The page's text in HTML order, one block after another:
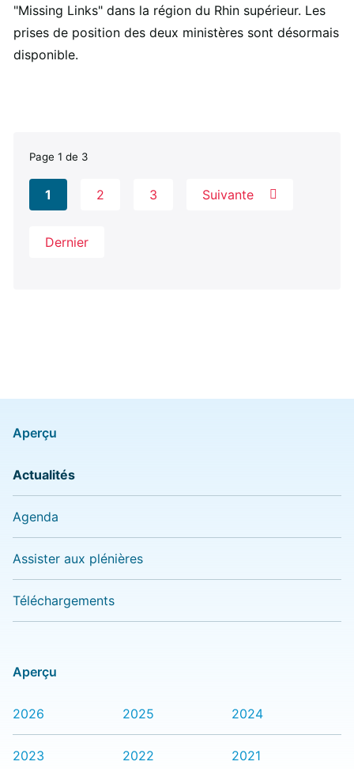
"Missing Links" dans la région du Rhin supérieur. Les
prises de position des deux ministères sont désormais
disponible.
Page 1 de 3
1 2 3 Suivante
Dernier
Aperçu
Actualités
Agenda
Assister aux plénières
Téléchargements
Aperçu
2026 2025 2024
2023 2022 2021